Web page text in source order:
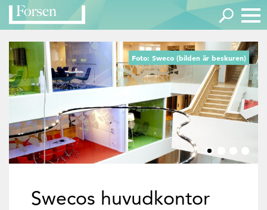
Foto: Sweco (bilden är beskuren)
Swecos huvudkontor